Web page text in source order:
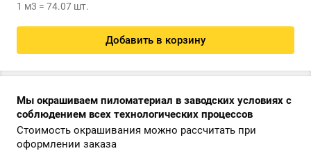
1 м3 = 74.07 шт.
Добавить в корзину
Мы окрашиваем пиломатериал в заводских условиях с
соблюдением всех технологических процессов
Стоимость окрашивания можно рассчитать при
оформлении заказа